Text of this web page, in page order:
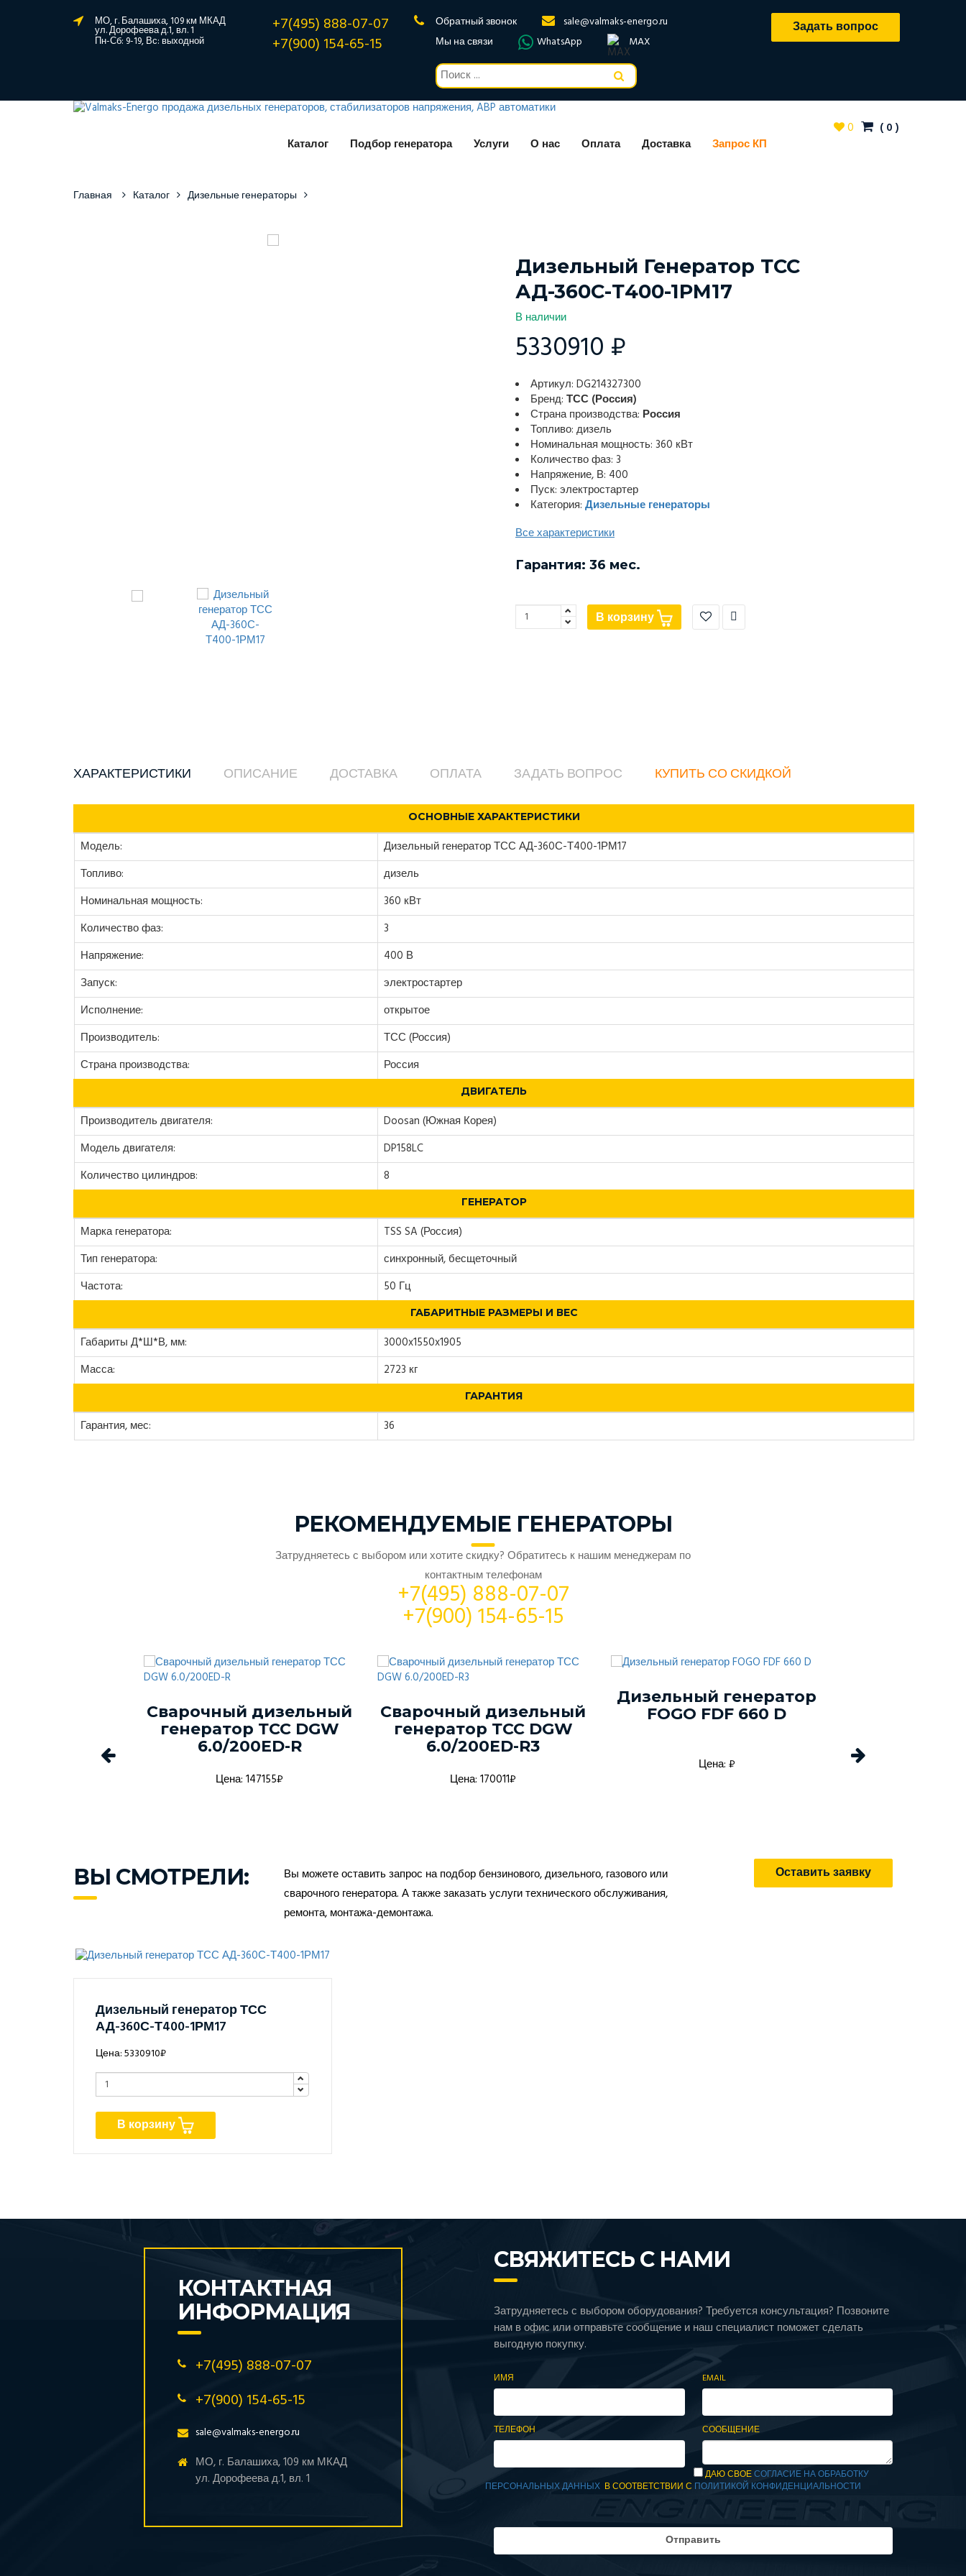
МО, г. Балашиха, 109 км МКАД
ул. Дорофеева д.1, вл. 1
Пн-Сб: 9-19, Вс: выходной
+7(495) 888-07-07
+7(900) 154-65-15
Обратный звонок
sale@valmaks-energo.ru
Мы на связи
WhatsApp MAX
Задать вопрос
Каталог Подбор генератора Услуги О нас Оплата Доставка Запрос КП
0 ( 0)
Главная Каталог Дизельные генераторы
Дизельный Генератор ТСС
АД-360С-Т400-1РМ17
В наличии
5330910 ₽
Артикул: DG214327300
Бренд: ТСС (Россия)
Страна производства: Россия
Топливо: дизель
Номинальная мощность: 360 кВт
Количество фаз: 3
Напряжение, В: 400
Пуск: электростартер
Категория: Дизельные генераторы
Все характеристики
Гарантия: 36 мес.
В корзину
ХАРАКТЕРИСТИКИ ОПИСАНИЕ ДОСТАВКА ОПЛАТА ЗАДАТЬ ВОПРОС КУПИТЬ СО СКИДКОЙ
ОСНОВНЫЕ ХАРАКТЕРИСТИКИ
Модель:
Дизельный генератор ТСС АД-360С-Т400-1РМ17
Топливо:
дизель
Номинальная мощность:
360 кВт
Количество фаз:
3
Напряжение:
400 В
Запуск:
электростартер
Исполнение:
открытое
Производитель:
ТСС (Россия)
Страна производства:
Россия
ДВИГАТЕЛЬ
Производитель двигателя:
Doosan (Южная Корея)
Модель двигателя:
DP158LC
Количество цилиндров:
8
ГЕНЕРАТОР
Марка генератора:
TSS SA (Россия)
Тип генератора:
синхронный, бесщеточный
Частота:
50 Гц
ГАБАРИТНЫЕ РАЗМЕРЫ И ВЕС
Габариты Д*Ш*В, мм:
3000x1550x1905
Масса:
2723 кг
ГАРАНТИЯ
Гарантия, мес: 36
РЕКОМЕНДУЕМЫЕ ГЕНЕРАТОРЫ
Затрудняетесь с выбором или хотите скидку? Обратитесь к нашим менеджерам по
контактным телефонам
+7(495) 888-07-07
+7(900) 154-65-15
Сварочный дизельный
генератор ТСС DGW
6.0/200ED-R
Цена: 147155₽
Сварочный дизельный
генератор ТСС DGW
6.0/200ED-R3
Цена: 170011₽
Дизельный генератор
FOGO FDF 660 D
Цена: ₽
ВЫ СМОТРЕЛИ:
Вы можете оставить запрос на подбор бензинового, дизельного, газового или
сварочного генератора. А также заказать услуги технического обслуживания,
ремонта, монтажа-демонтажа.
Оставить заявку
Дизельный генератор ТСС
АД-360С-Т400-1РМ17
Цена: 5330910₽
В корзину
КОНТАКТНАЯ
ИНФОРМАЦИЯ
+7(495) 888-07-07
+7(900) 154-65-15
sale@valmaks-energo.ru
МО, г. Балашиха, 109 км МКАД
ул. Дорофеева д.1, вл. 1
СВЯЖИТЕСЬ С НАМИ
Затрудняетесь с выбором оборудования? Требуется консультация? Позвоните
нам в офис или отправьте сообщение и наш специалист поможет сделать
выгодную покупку.
ИМЯ EMAIL
ТЕЛЕФОН СООБЩЕНИЕ
ДАЮ СВОЕСОГЛАСИЕ НА ОБРАБОТКУ
ПЕРСОНАЛЬНЫХ ДАННЫХ В СООТВЕТСТВИИ С ПОЛИТИКОЙ КОНФИДЕНЦИАЛЬНОСТИ